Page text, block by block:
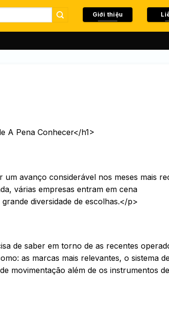
Giới thiệu
A Pena Conhecer</h1>
avanço considerável nos meses mais
várias empresas entram em cena
diversidade de escolhas.</p>
de saber em torno de as recentes
as marcas mais relevantes, o sistema
movimentação além de os instrumentos de